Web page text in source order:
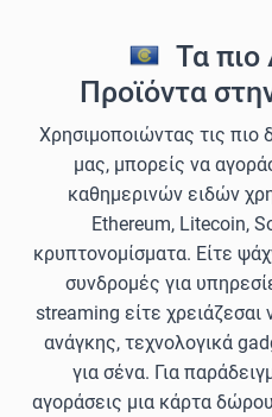
Τα
Προϊόντα
Χρησιμοποιώντας τις
μας, μπορείς να
καθημερινών ειδών
Ethereum, Litecoin,
κρυπτονομίσματα. Είτε
συνδρομές για
streaming είτε
ανάγκης, τεχνολογικά
για σένα. Για
αγοράσεις μια κάρτα